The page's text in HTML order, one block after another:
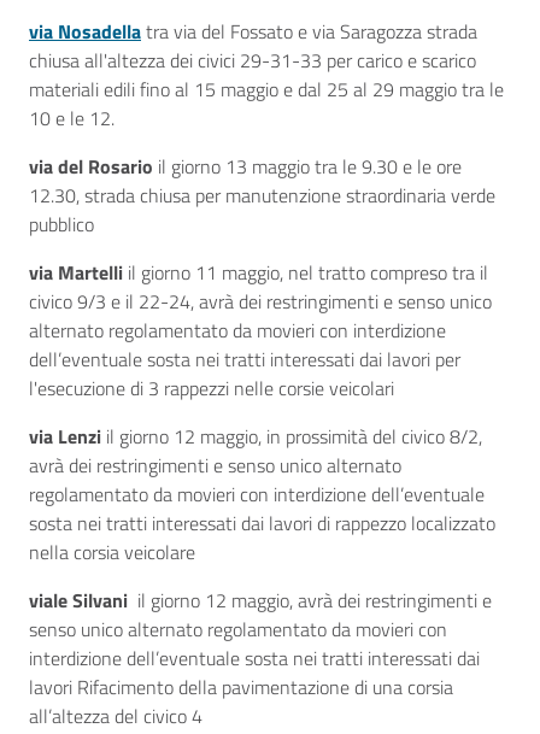
via Nosadellatra via del Fossato e via Saragozza strada
chiusa all'altezza dei civici 29-31-33 per carico e scarico
materiali edili fino al 15 maggio e dal 25 al 29 maggio tra le
10 e le 12.
via del Rosario il giorno 13 maggio tra le 9.30 e le ore
12.30, strada chiusa per manutenzione straordinaria verde
pubblico
via Martelli il giorno 11 maggio, nel tratto compreso tra il
civico 9/3 e il 22-24, avrà dei restringimenti e senso unico
alternato regolamentato da movieri con interdizione
dell’eventuale sosta nei tratti interessati dai lavori per
l'esecuzione di 3 rappezzi nelle corsie veicolari
via Lenzi il giorno 12 maggio, in prossimità del civico 8/2,
avrà dei restringimenti e senso unico alternato
regolamentato da movieri con interdizione dell’eventuale
sosta nei tratti interessati dai lavori di rappezzo localizzato
nella corsia veicolare
viale Silvani il giorno 12 maggio, avrà dei restringimenti e
senso unico alternato regolamentato da movieri con
interdizione dell’eventuale sosta nei tratti interessati dai
lavori Rifacimento della pavimentazione di una corsia
all’altezza del civico 4